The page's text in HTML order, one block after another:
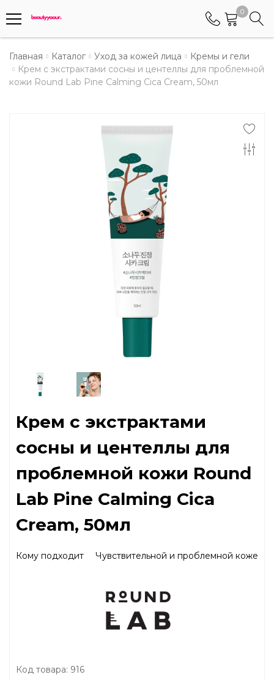
0
Телефоны
+375 (29) 8405655
Контактный номер для обращения граждан
Главная Каталог Уход за кожей лица
Кремы и гели
Крем с экстрактами сосны и центеллы для проблемной
кожи Round Lab Pine Calming Cica Cream, 50мл
Крем с экстрактами
сосны и центеллы для
проблемной кожи Round
Lab Pine Calming Cica
Cream, 50мл
Кому подходит Чувствительной и проблемной коже
Код товара: 916